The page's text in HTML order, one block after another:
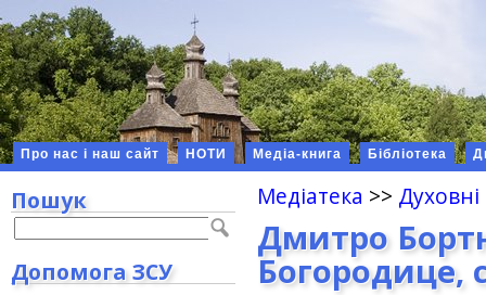
Про нас і наш сайт НОТИ Медіа-книга Бібліотека
Медіатека >>
Дмитро
Богородице,
Пошук
Допомога ЗСУ